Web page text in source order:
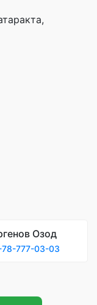
Озод
777-03-03